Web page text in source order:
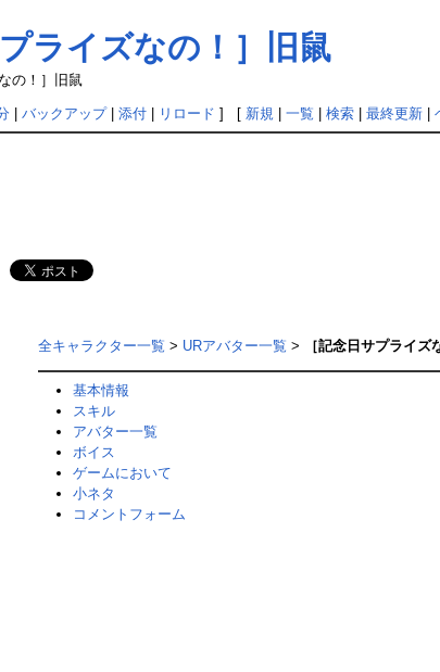
プライズなの！］旧鼠
の！］旧鼠
| バックアップ| 添付| リロード ] [ 新規| 一覧 検索| 最終更新|
全キャラクター一覧 > URアバター一覧 > ［記念日サプライズ
基本情報
スキル
アバター一覧
ボイス
ゲームにおいて
小ネタ
コメントフォーム